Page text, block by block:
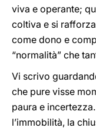
viva e operante;
coltiva e si
come dono e
“normalità” che
Vi scrivo
che pure visse
paura e
l’immobilità, la